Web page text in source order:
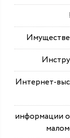
Интернет-
информации о